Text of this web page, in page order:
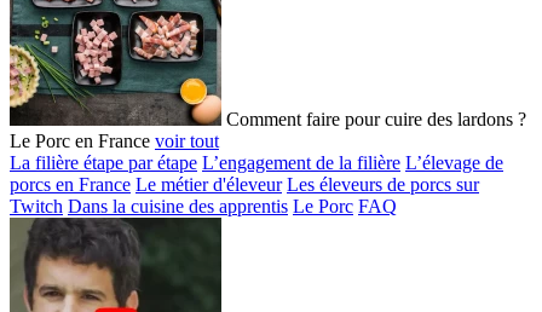
Comment faire pour cuire des lardons ?
Le Porc en France voir tout
La filière étape par étape L’engagement de la filière L’élevage de
porcs en France Le métier d'éleveur Les éleveurs de porcs sur
Twitch Dans la cuisine des apprentis Le Porc FAQ